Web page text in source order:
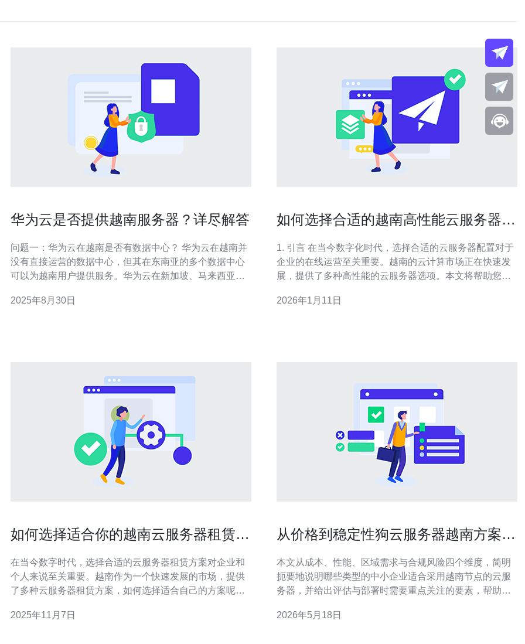
华为云是否提供越南服务器？详尽解答
问题一：华为云在越南是否有数据中心？ 华为云在越南并
没有直接运营的数据中心，但其在东南亚的多个数据中心
可以为越南用户提供服务。华为云在新加坡、马来西亚等
延迟的云服务体验。虽然没有专门的越南数据中心，但华
2025年8月30日
如何选择合适的越南高性能云服务器配
1. 引言 在当今数字化时代，选择合适的云服务器配置对于
企业的在线运营至关重要。越南的云计算市场正在快速发
展，提供了多种高性能的云服务器选项。本文将帮助您了
类型、性能需求、预算等方面的考虑。 2. 了解云服务器的
2026年1月11日
如何选择适合你的越南云服务器租赁方
在当今数字时代，选择合适的云服务器租赁方案对企业和
个人来说至关重要。越南作为一个快速发展的市场，提供
了多种云服务器租赁方案，如何选择适合自己的方案呢？
赁方案时，需要考虑多个因素，例如预算、性能、技术支
2025年11月7日
从价格到稳定性狗云服务器越南方案适
本文从成本、性能、区域需求与合规风险四个维度，简明
扼要地说明哪些类型的中小企业适合采用越南节点的云服
务器，并给出评估与部署时需要重点关注的要素，帮助读
优势体现在哪里？ 在选择云服务时，成本往往是首要考
2026年5月18日